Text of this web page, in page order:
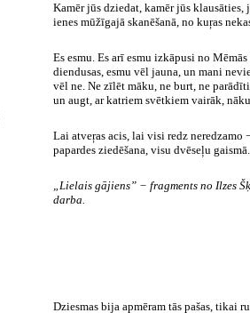
Kamēr jūs dziedat, kamēr jūs klausāties,
ienes mūžīgajā skanēšanā, no kuŗas
Es esmu. Es arī esmu izkāpusi no
diendusas, esmu vēl jauna, un mani
vēl ne. Ne zīlēt māku, ne burt, ne
un augt, ar katriem svētkiem vairāk,
Lai atveŗas acis, lai visi redz
papardes ziedēšana, visu dvēseļu gaismā.
„Lielais gājiens” − fragments no Ilzes
darba.
Dziesmas bija apmēram tās pašas, tikai